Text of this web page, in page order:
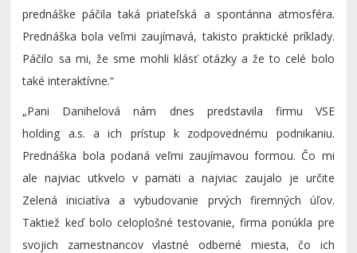
prednáške páčila taká priateľská a spontánna atmosféra.
Prednáška bola veľmi zaujímavá, takisto praktické príklady.
Páčilo sa mi, že sme mohli klásť otázky a že to celé bolo
také interaktívne.“
„Pani Danihelová nám dnes predstavila firmu VSE
holding a.s. a ich prístup k zodpovednému podnikaniu.
Prednáška bola podaná veľmi zaujímavou formou. Čo mi
ale najviac utkvelo v pamäti a najviac zaujalo je určite
Zelená iniciatíva a vybudovanie prvých firemných úľov.
Taktiež keď bolo celoplošné testovanie, firma ponúkla pre
svojich zamestnancov vlastné odberné miesta, čo ich